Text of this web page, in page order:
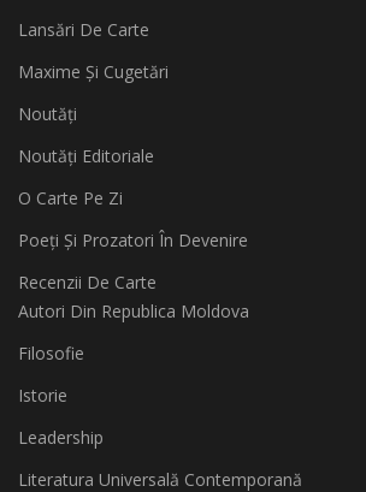
Lansări De Carte
Maxime Și Cugetări
Noutăți
Noutăți Editoriale
O Carte Pe Zi
Poeți Și Prozatori În Devenire
Recenzii De Carte
Autori Din Republica Moldova
Filosofie
Istorie
Leadership
Literatura Universală Contemporană